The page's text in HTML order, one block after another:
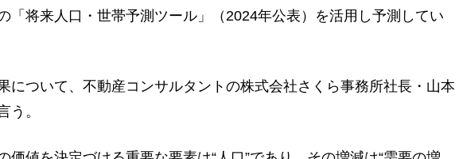
「将来人口・世帯予測ツール」（2024年公表）を活用し予測してい
について、不動産コンサルタントの株式会社さくら事務所社長・山本
う。